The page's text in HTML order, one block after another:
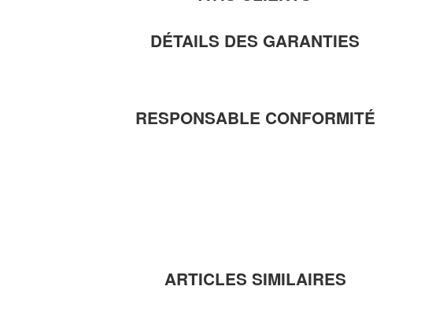
DÉTAILS DES GARANTIES
RESPONSABLE CONFORMITÉ
ARTICLES SIMILAIRES